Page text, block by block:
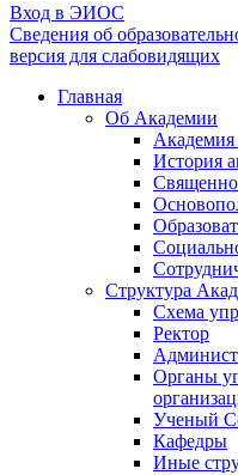
Вход в ЭИОС
Сведения об
версия для слабовидящих
Главная
Об Академии
Академия
История
Структура
Схема
Ректор
Органы
Ученый
Кафедры
Иные